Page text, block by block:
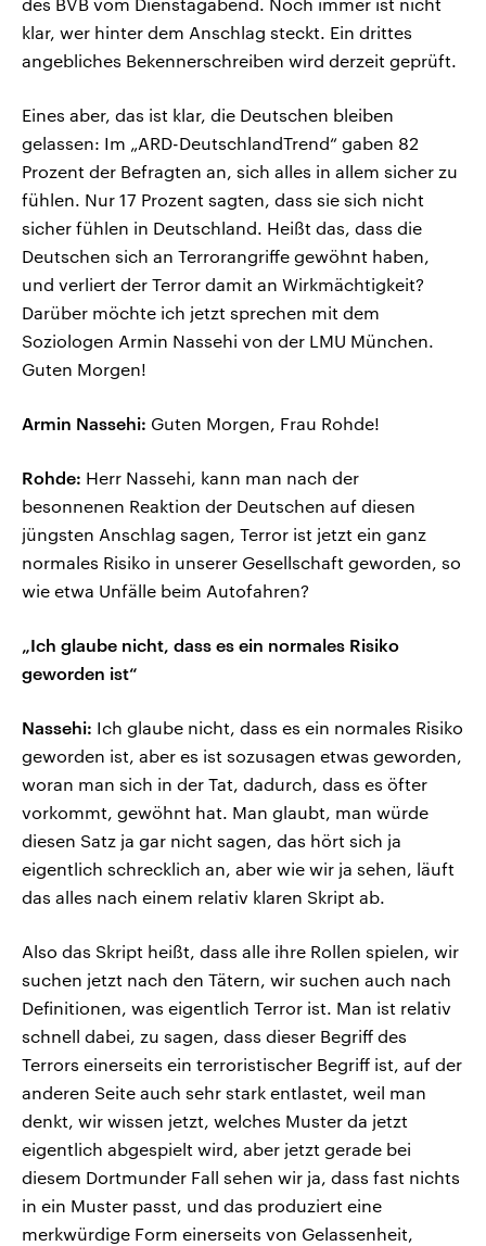
des BVB vom Dienstagabend. Noch immer ist nicht
klar, wer hinter dem Anschlag steckt. Ein drittes
angebliches Bekennerschreiben wird derzeit geprüft.
Eines aber, das ist klar, die Deutschen bleiben
gelassen: Im „ARD-DeutschlandTrend“ gaben 82
Prozent der Befragten an, sich alles in allem sicher zu
fühlen. Nur 17 Prozent sagten, dass sie sich nicht
sicher fühlen in Deutschland. Heißt das, dass die
Deutschen sich an Terrorangriffe gewöhnt haben,
und verliert der Terror damit an Wirkmächtigkeit?
Darüber möchte ich jetzt sprechen mit dem
Soziologen Armin Nassehi von der LMU München.
Guten Morgen!
Armin Nassehi: Guten Morgen, Frau Rohde!
Rohde: Herr Nassehi, kann man nach der
besonnenen Reaktion der Deutschen auf diesen
jüngsten Anschlag sagen, Terror ist jetzt ein ganz
normales Risiko in unserer Gesellschaft geworden, so
wie etwa Unfälle beim Autofahren?
„Ich glaube nicht, dass es ein normales Risiko
geworden ist“
Nassehi: Ich glaube nicht, dass es ein normales Risiko
geworden ist, aber es ist sozusagen etwas geworden,
woran man sich in der Tat, dadurch, dass es öfter
vorkommt, gewöhnt hat. Man glaubt, man würde
diesen Satz ja gar nicht sagen, das hört sich ja
eigentlich schrecklich an, aber wie wir ja sehen, läuft
das alles nach einem relativ klaren Skript ab.
Also das Skript heißt, dass alle ihre Rollen spielen, wir
suchen jetzt nach den Tätern, wir suchen auch nach
Definitionen, was eigentlich Terror ist. Man ist relativ
schnell dabei, zu sagen, dass dieser Begriff des
Terrors einerseits ein terroristischer Begriff ist, auf der
anderen Seite auch sehr stark entlastet, weil man
denkt, wir wissen jetzt, welches Muster da jetzt
eigentlich abgespielt wird, aber jetzt gerade bei
diesem Dortmunder Fall sehen wir ja, dass fast nichts
in ein Muster passt, und das produziert eine
merkwürdige Form einerseits von Gelassenheit,